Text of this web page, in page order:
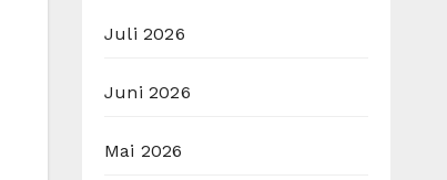
Juli 2026
Juni 2026
Mai 2026